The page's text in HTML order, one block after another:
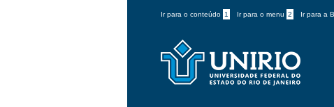
Ir para o conteúdo 1 Ir para o menu 2 Ir para a